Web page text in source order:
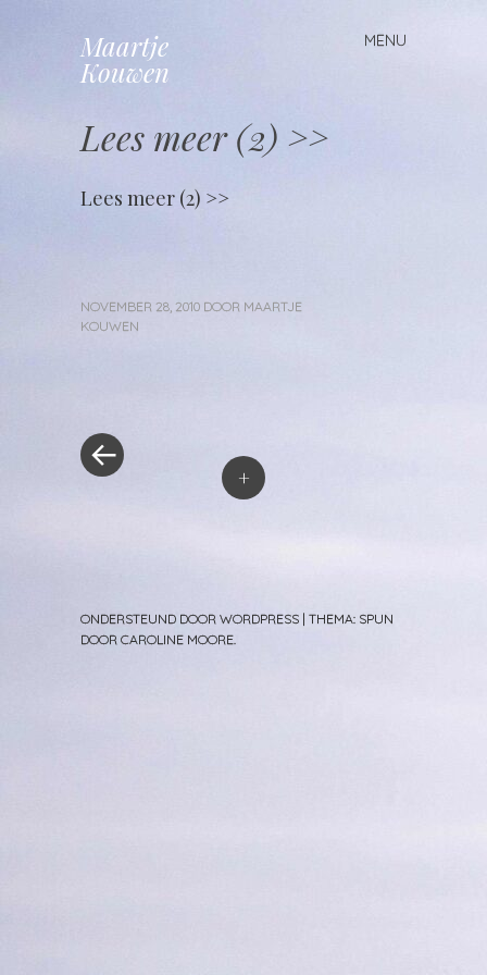
Maartje
Kouwen
MENU
Spring
naar
Lees meer (2) >>
Lees meer (2) >>
NOVEMBER 28, 2010 DOOR MAARTJE
KOUWEN
+
ONDERSTEUND DOOR WORDPRESS | THEMA: SPUN
DOOR CAROLINE MOORE